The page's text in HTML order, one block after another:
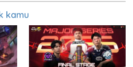
kamu